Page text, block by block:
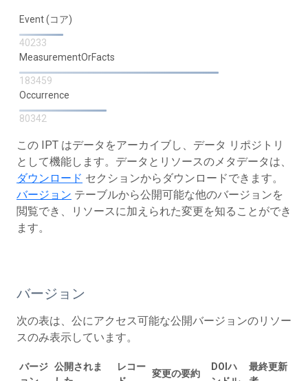
Event (コア)
40233
MeasurementOrFacts
183459
Occurrence
80342
この IPT はデータをアーカイブし、データ リポジトリ
として機能します。データとリソースのメタデータは、
ダウンロード セクションからダウンロードできます。
バージョン テーブルから公開可能な他のバージョンを
閲覧でき、リソースに加えられた変更を知ることができ
ます。
バージョン
次の表は、公にアクセス可能な公開バージョンのリソー
スのみ表示しています。
バージ 公開されま
レコー
変更の要約
DOIハ
最終更新